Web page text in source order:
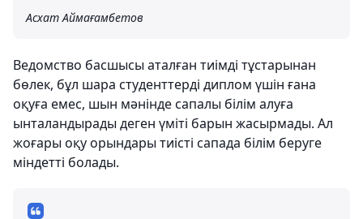
Асхат Аймағамбетов
Ведомство басшысы аталған тиімді тұстарынан
бөлек, бұл шара студенттерді диплом үшін ғана
оқуға емес, шын мәнінде сапалы білім алуға
ынталандырады деген үміті барын жасырмады. Ал
жоғары оқу орындары тиісті сапада білім беруге
міндетті болады.